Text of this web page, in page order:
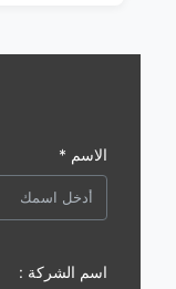
الاسم *
اسم الشركة :